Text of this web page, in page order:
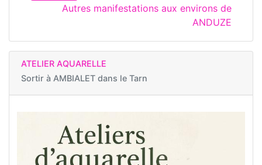
Autres manifestations aux environs de
ANDUZE
ATELIER AQUARELLE
Sortir à AMBIALET dans le Tarn